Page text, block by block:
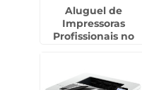
Aluguel de
Impressoras
Profissionais no